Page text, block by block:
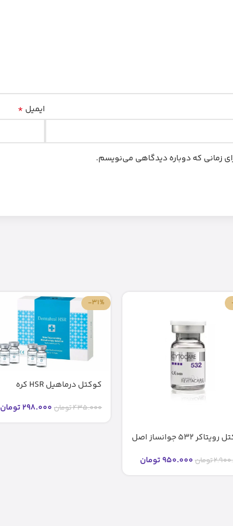
ایمیل *
زمانی که دوباره دیدگاهی می‌نویسم.
532 جوانساز اصل
تومان950.000تومان
-31%
کوکتل درماهیل HSR کره
435.000تومان 298.000تومان